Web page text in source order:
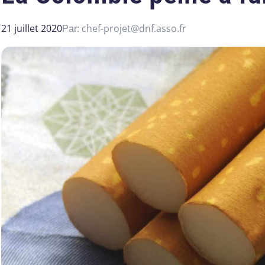
21 juillet 2020Par: chef-projet@dnf.asso.fr